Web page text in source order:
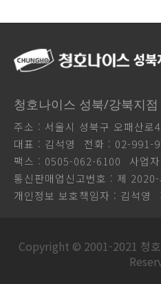
청호나이스 성북/강북지점
주소 : 서울시 성북구 오패산로
대표 : 김석영
전화 : 02-991-
팩스 : 0505-062-6100
사업
통신판매업신고번호 : 제
개인정보 보호책임자 : 김석영
Copyright © 2001-2021 청